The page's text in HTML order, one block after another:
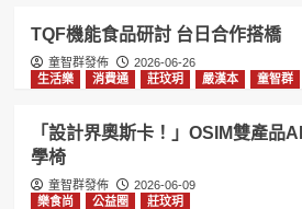
TQF機能食品研討 台日合作搭橋
童智群發佈
2026-06-26
生活樂
消費通 莊玟玥 嚴漢本 童智群
「設計界奧斯卡！」OSIM雙產品
學椅
童智群發佈
2026-06-09
樂食尚
公益圈 莊玟玥